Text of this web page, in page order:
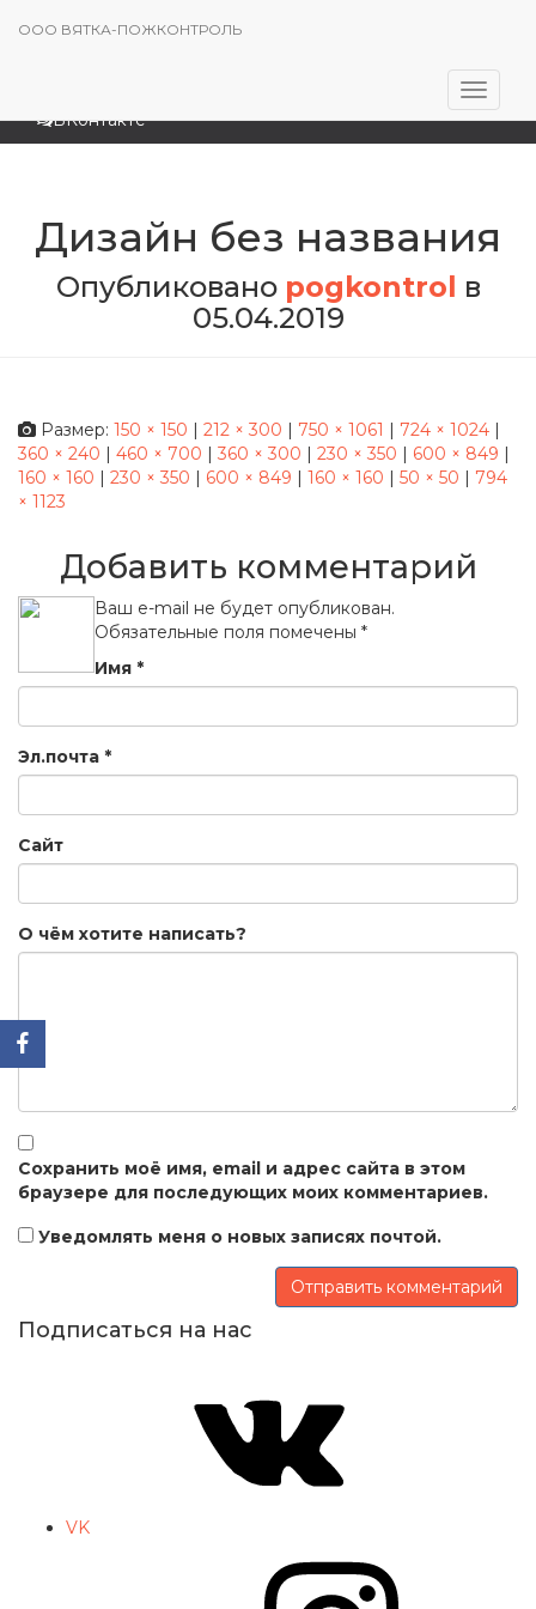
8-8332-44-21-66
ВКонтакте
ООО ВЯТКА-ПОЖКОНТРОЛЬ
Дизайн без названия
Опубликовано pogkontrol в
05.04.2019
Размер: 150 × 150 | 212 × 300 | 750 × 1061 | 724 × 1024 |
360 × 240 | 460 × 700 | 360 × 300 | 230 × 350 | 600 × 849 |
160 × 160 | 230 × 350 | 600 × 849 | 160 × 160 | 50 × 50 | 794
× 1123
Добавить комментарий
Ваш e-mail не будет опубликован.
Обязательные поля помечены *
Имя *
Эл.почта *
Сайт
О чём хотите написать?
Сохранить моё имя, email и адрес сайта в этом
браузере для последующих моих комментариев.
Уведомлять меня о новых записях почтой.
Подписаться на нас
VK